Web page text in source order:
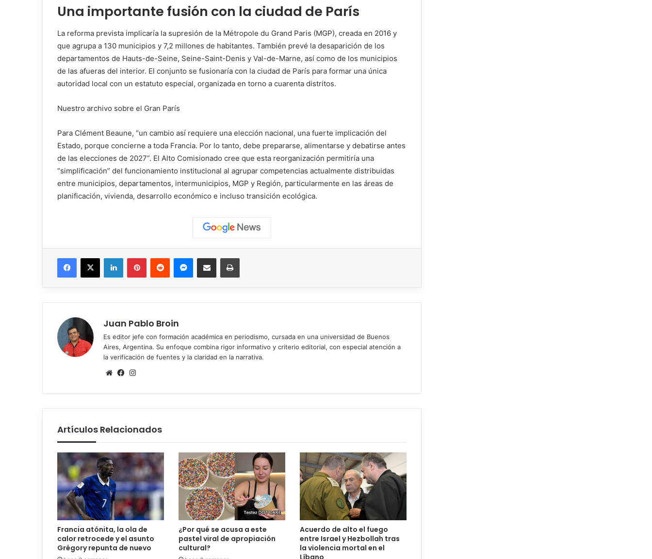
Una importante fusión con la ciudad de París
La reforma prevista implicaría la supresión de la Métropole du Grand Paris (MGP), creada en 2016 y
que agrupa a 130 municipios y 7,2 millones de habitantes. También prevé la desaparición de los
departamentos de Hauts-de-Seine, Seine-Saint-Denis y Val-de-Marne, así como de los municipios
de las afueras del interior. El conjunto se fusionaría con la ciudad de París para formar una única
autoridad local con un estatuto especial, organizada en torno a cuarenta distritos.
Nuestro archivo sobre el Gran París
Para Clément Beaune, “un cambio así requiere una elección nacional, una fuerte implicación del
Estado, porque concierne a toda Francia. Por lo tanto, debe prepararse, alimentarse y debatirse antes
de las elecciones de 2027”. El Alto Comisionado cree que esta reorganización permitiría una
“simplificación” del funcionamiento institucional al agrupar competencias actualmente distribuidas
entre municipios, departamentos, intermunicipios, MGP y Región, particularmente en las áreas de
planificación, vivienda, desarrollo económico e incluso transición ecológica.
Facebook
X LinkedInPinterestReddit MessengerCompartir vía correo electrónicoImprimir
Juan Pablo Broin
Es editor jefe con formación académica en periodismo, cursada en una universidad de Buenos
Aires, Argentina. Su enfoque combina rigor informativo y criterio editorial, con especial atención a
la verificación de fuentes y la claridad en la narrativa.
SitioFacebook
Artículos Relacionados
Francia atónita, la ola de
calor retrocede y el asunto
Grégory repunta de nuevo
¿Por qué se acusa a este
pastel viral de apropiación
cultural?
Acuerdo de alto el fuego
entre Israel y Hezbollah tras
la violencia mortal en el
Líbano